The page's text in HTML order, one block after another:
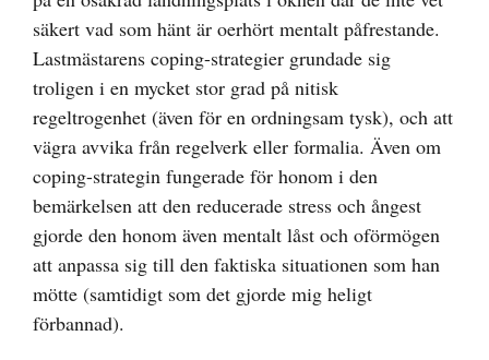
säkert vad som hänt är oerhört mentalt påfrestande.
Lastmästarens coping-strategier grundade sig
troligen i en mycket stor grad på nitisk
regeltrogenhet (även för en ordningsam tysk), och att
vägra avvika från regelverk eller formalia. Även om
coping-strategin fungerade för honom i den
bemärkelsen att den reducerade stress och ångest
gjorde den honom även mentalt låst och oförmögen
att anpassa sig till den faktiska situationen som han
mötte (samtidigt som det gjorde mig heligt
förbannad).